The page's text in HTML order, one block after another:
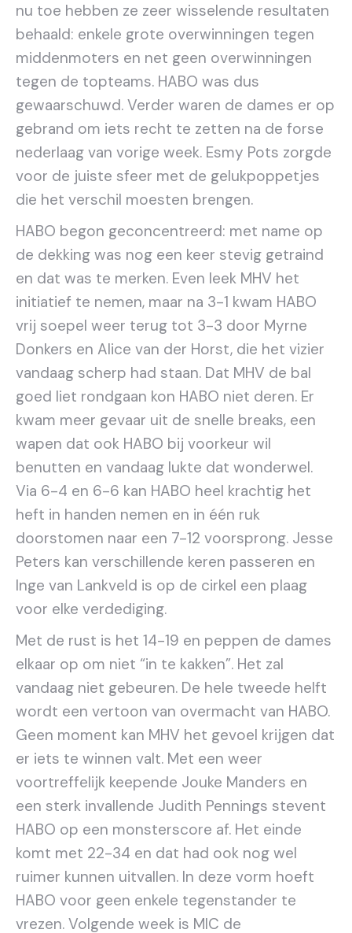
nu toe hebben ze zeer wisselende resultaten
behaald: enkele grote overwinningen tegen
middenmoters en net geen overwinningen
tegen de topteams. HABO was dus
gewaarschuwd. Verder waren de dames er op
gebrand om iets recht te zetten na de forse
nederlaag van vorige week. Esmy Pots zorgde
voor de juiste sfeer met de gelukpoppetjes
die het verschil moesten brengen.
HABO begon geconcentreerd: met name op
de dekking was nog een keer stevig getraind
en dat was te merken. Even leek MHV het
initiatief te nemen, maar na 3-1 kwam HABO
vrij soepel weer terug tot 3-3 door Myrne
Donkers en Alice van der Horst, die het vizier
vandaag scherp had staan. Dat MHV de bal
goed liet rondgaan kon HABO niet deren. Er
kwam meer gevaar uit de snelle breaks, een
wapen dat ook HABO bij voorkeur wil
benutten en vandaag lukte dat wonderwel.
Via 6-4 en 6-6 kan HABO heel krachtig het
heft in handen nemen en in één ruk
doorstomen naar een 7-12 voorsprong. Jesse
Peters kan verschillende keren passeren en
Inge van Lankveld is op de cirkel een plaag
voor elke verdediging.
Met de rust is het 14-19 en peppen de dames
elkaar op om niet “in te kakken”. Het zal
vandaag niet gebeuren. De hele tweede helft
wordt een vertoon van overmacht van HABO.
Geen moment kan MHV het gevoel krijgen dat
er iets te winnen valt. Met een weer
voortreffelijk keepende Jouke Manders en
een sterk invallende Judith Pennings stevent
HABO op een monsterscore af. Het einde
komt met 22-34 en dat had ook nog wel
ruimer kunnen uitvallen. In deze vorm hoeft
HABO voor geen enkele tegenstander te
vrezen. Volgende week is MIC de